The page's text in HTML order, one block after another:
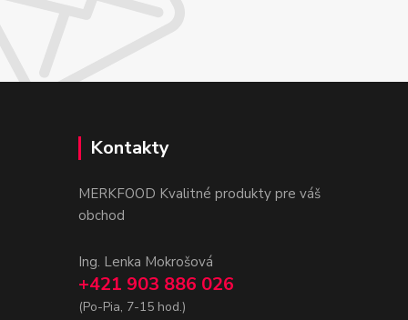
Kontakty
MERKFOOD Kvalitné produkty pre váš
obchod
Ing. Lenka Mokrošová
+421 903 886 026
(Po-Pia, 7-15 hod.)